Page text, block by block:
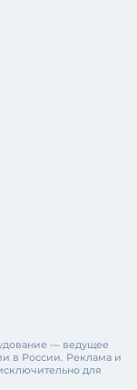
— ведущее
в России. Реклама и
для